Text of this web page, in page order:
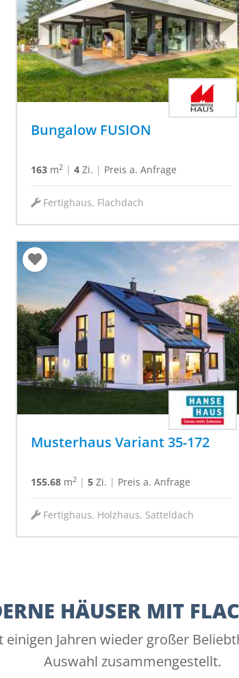
Bungalow FUSION
163 m2 | 4 Zi. | Preis a. Anfrage
Fertighaus, Flachdach
Musterhaus Variant 35-172
155.68 m2 | 5 Zi. | Preis a. Anfrage
Fertighaus, Holzhaus, Satteldach
HÄUSER MIT
Jahren wieder großer
Auswahl zusammengestellt.